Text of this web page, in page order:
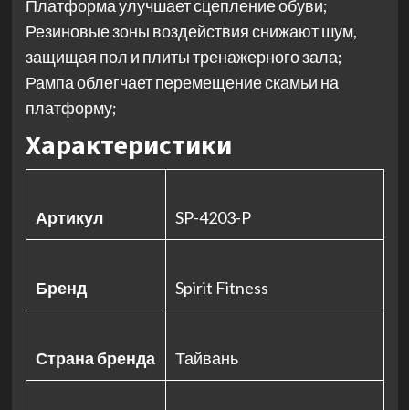
Платформа улучшает сцепление обуви;
Резиновые зоны воздействия снижают шум,
защищая пол и плиты тренажерного зала;
Рампа облегчает перемещение скамьи на
платформу;
Характеристики
Артикул SP-4203-P
Бренд Spirit Fitness
Страна бренда Тайвань